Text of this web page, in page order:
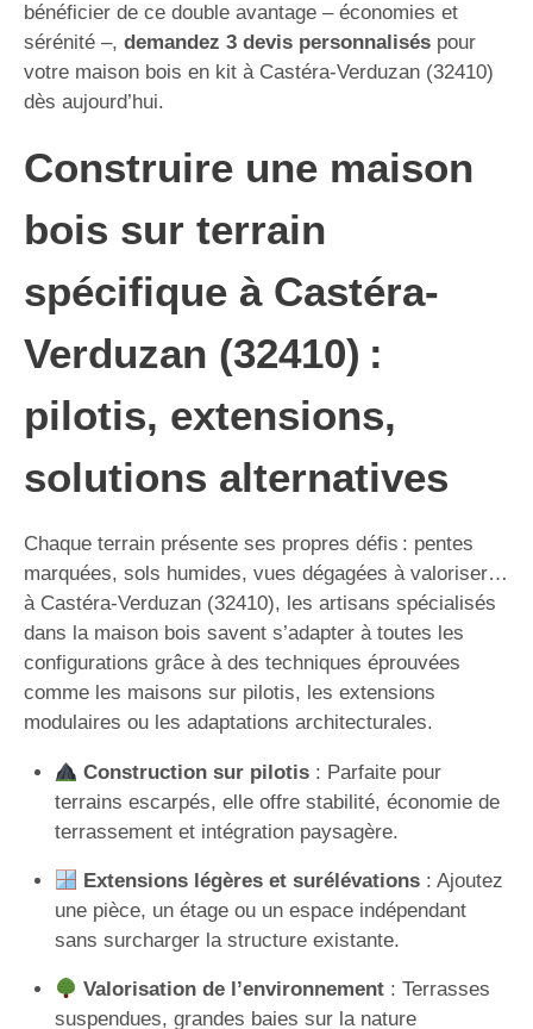
bénéficier de ce double avantage – économies et
sérénité –, demandez 3 devis personnalisés pour
votre maison bois en kit à Castéra-Verduzan (32410)
dès aujourd’hui.
Construire une maison
bois sur terrain
spécifique à Castéra-
Verduzan (32410) :
pilotis, extensions,
solutions alternatives
Chaque terrain présente ses propres défis : pentes
marquées, sols humides, vues dégagées à valoriser…
à Castéra-Verduzan (32410), les artisans spécialisés
dans la maison bois savent s’adapter à toutes les
configurations grâce à des techniques éprouvées
comme les maisons sur pilotis, les extensions
modulaires ou les adaptations architecturales.
Construction sur pilotis: Parfaite pour
terrains escarpés, elle offre stabilité, économie de
terrassement et intégration paysagère.
Extensions légères et surélévations: Ajoutez
une pièce, un étage ou un espace indépendant
sans surcharger la structure existante.
Valorisation de l’environnement: Terrasses
suspendues, grandes baies sur la nature